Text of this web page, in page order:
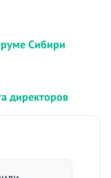
Сибири
директоров